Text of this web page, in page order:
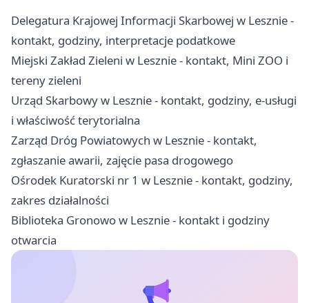
Delegatura Krajowej Informacji Skarbowej w Lesznie -
kontakt, godziny, interpretacje podatkowe
Miejski Zakład Zieleni w Lesznie - kontakt, Mini ZOO i
tereny zieleni
Urząd Skarbowy w Lesznie - kontakt, godziny, e-usługi
i właściwość terytorialna
Zarząd Dróg Powiatowych w Lesznie - kontakt,
zgłaszanie awarii, zajęcie pasa drogowego
Ośrodek Kuratorski nr 1 w Lesznie - kontakt, godziny,
zakres działalności
Biblioteka Gronowo w Lesznie - kontakt i godziny
otwarcia